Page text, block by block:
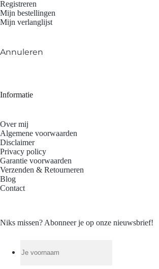
Registreren
Mijn bestellingen
Mijn verlanglijst
Annuleren
Informatie
Over mij
Algemene voorwaarden
Disclaimer
Privacy policy
Garantie voorwaarden
Verzenden & Retourneren
Blog
Contact
Niks missen? Abonneer je op onze nieuwsbrief!